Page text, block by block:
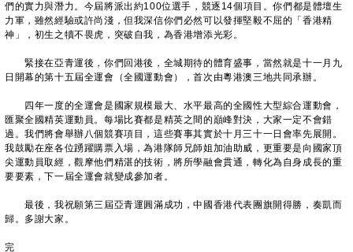
們的實力與潛力。今屆將派出約100位選手，競逐14個項目。你們都是體壇生
力軍，雖然經驗或許尚淺，但我深信你們必然可以發揮堅毅不屈的「香港精
神」，初生之犢不畏虎，突破自我，為香港增添光彩。
緊接在亞青運後，你們回港後，全城期待的體育盛事，當然就是十一月九
日開幕的第十五屆全運會（全國運動會），首次由粵港澳三地共同承辦。
四年一度的全運會是國家規模最大、水平最高的全國性大型綜合運動會，
匯聚全國精英運動員。每場比賽都是精英之間的巔峰對決，大家一定不會錯
過。我們將會舉辦八個競賽項目，這些賽事其實於十月三十一日會率先展開。
我鼓勵在座各位踴躍購票入場，為港隊師兄師姐加油助威，更重要是向國家頂
尖運動員取經，觀摩他們精湛的技術，將所學融會貫通，轉化為自身成長的重
要要素，下一屆全運會就變成參加者。
最後，我祝願第三屆亞青運圓滿成功，中國香港代表團旗開得勝，奏凱而
歸。多謝大家。
完